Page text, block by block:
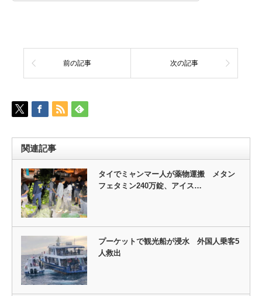
前の記事 次の記事
関連記事
タイでミャンマー人が薬物運搬 メタン
フェタミン240万錠、アイス…
プーケットで観光船が浸水 外国人乗客5
人救出